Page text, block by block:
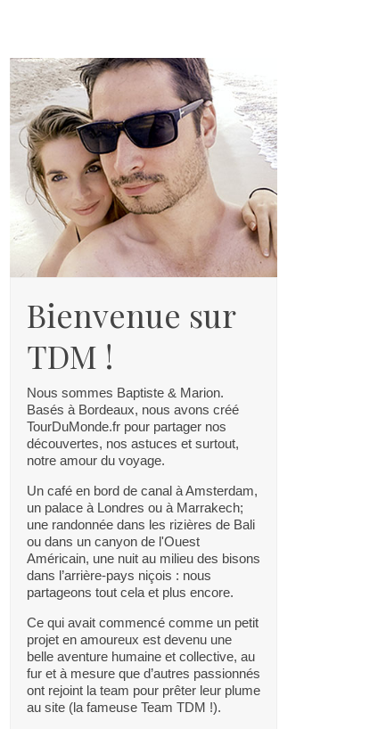
Bienvenue sur
TDM !
Nous sommes Baptiste & Marion.
Basés à Bordeaux, nous avons créé
TourDuMonde.fr pour partager nos
découvertes, nos astuces et surtout,
notre amour du voyage.
Un café en bord de canal à Amsterdam,
un palace à Londres ou à Marrakech;
une randonnée dans les rizières de Bali
ou dans un canyon de l'Ouest
Américain, une nuit au milieu des bisons
dans l’arrière-pays niçois : nous
partageons tout cela et plus encore.
Ce qui avait commencé comme un petit
projet en amoureux est devenu une
belle aventure humaine et collective, au
fur et à mesure que d’autres passionnés
ont rejoint la team pour prêter leur plume
au site (la fameuse Team TDM !).